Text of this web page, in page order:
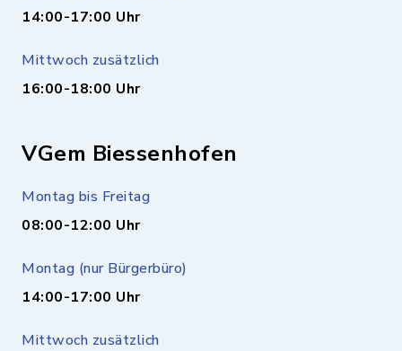
14:00-17:00 Uhr
Mittwoch zusätzlich
16:00-18:00 Uhr
VGem Biessenhofen
Montag bis Freitag
08:00-12:00 Uhr
Montag (nur Bürgerbüro)
14:00-17:00 Uhr
Mittwoch zusätzlich